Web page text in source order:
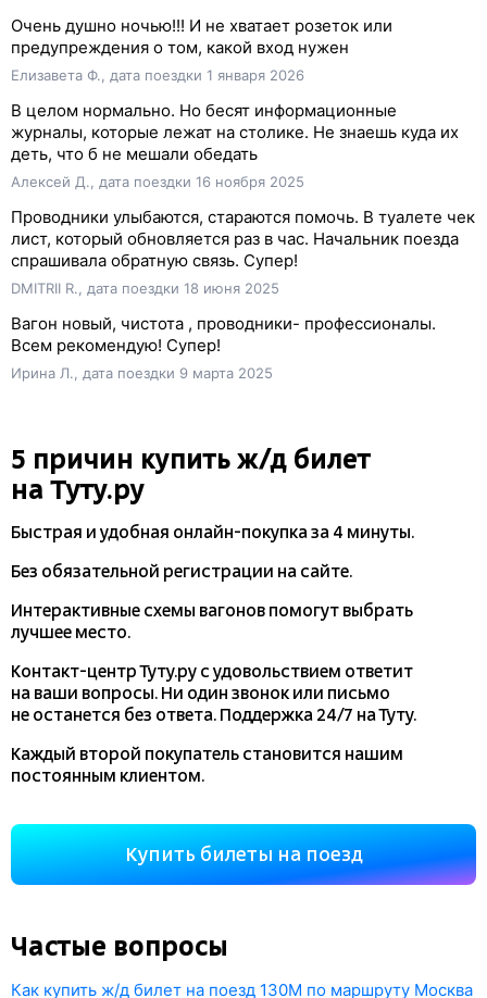
Очень душно ночью!!! И не хватает розеток или
предупреждения о том, какой вход нужен
Елизавета Ф., дата поездки 1 января 2026
В целом нормально. Но бесят информационные
журналы, которые лежат на столике. Не знаешь куда их
деть, что б не мешали обедать
Алексей Д., дата поездки 16 ноября 2025
Проводники улыбаются, стараются помочь. В туалете чек
лист, который обновляется раз в час. Начальник поезда
спрашивала обратную связь. Супер!
DMITRII R., дата поездки 18 июня 2025
Вагон новый, чистота , проводники- профессионалы.
Всем рекомендую! Супер!
Ирина Л., дата поездки 9 марта 2025
5 причин купить ж/д билет
на Туту.ру
Быстрая и удобная онлайн-покупказа 4 минуты.
Без обязательной регистрации на сайте.
Интерактивные схемы вагонов помогут выбрать
лучшее место.
Контакт-центр Туту.ру с удовольствием ответит
на ваши вопросы. Ни один звонок или письмо
не останется без ответа. Поддержка 24/7 на Туту.
Каждый второй покупатель становится нашим
постоянным клиентом.
Купить билеты на поезд
Частые вопросы
Как купить ж/д билет на поезд 130М по маршруту Москва